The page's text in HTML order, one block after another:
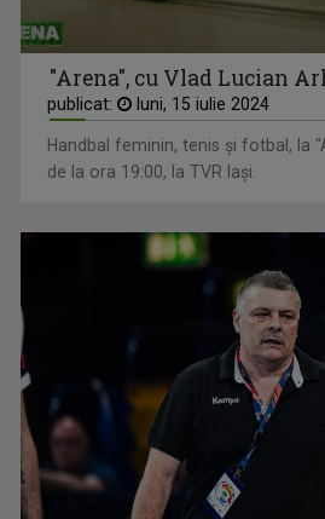
"Arena", cu Vlad Lucian
publicat: luni, 15 iulie 2024
Handbal feminin, tenis și fotbal, la
de la ora 19:00, la TVR Iași.